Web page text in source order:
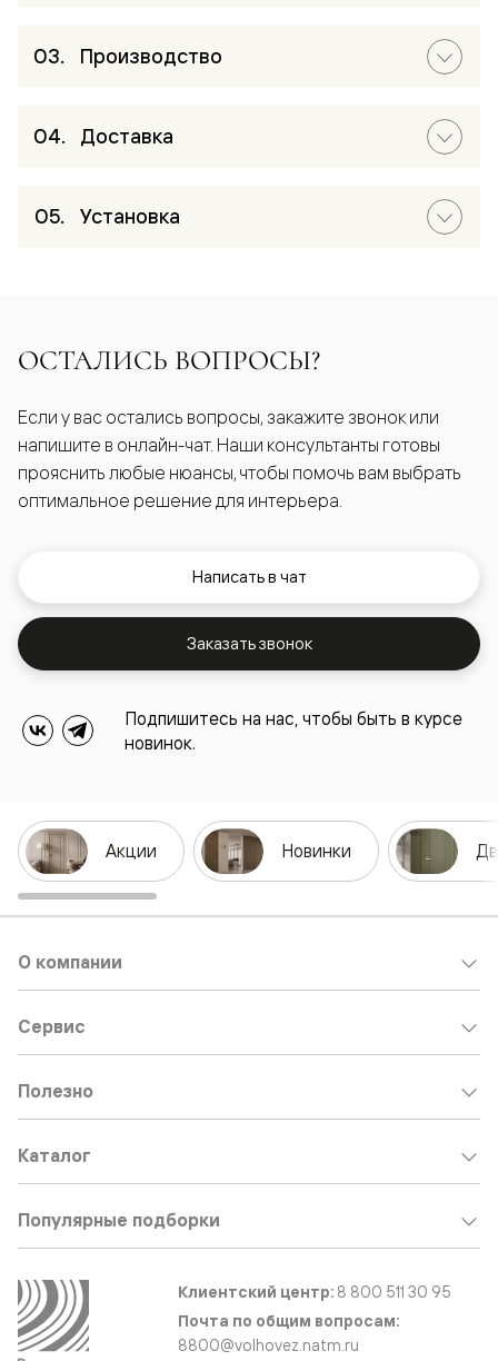
Производство
Доставка
Установка
ОСТАЛИСЬ ВОПРОСЫ?
Если у вас остались вопросы, закажите звонок или
напишите в онлайн-чат. Наши консультанты готовы
прояснить любые нюансы, чтобы помочь вам выбрать
оптимальное решение для интерьера.
Написать в чат
Заказать звонок
Подпишитесь на нас, чтобы быть в курсе
новинок.
Акции Новинки
О компании
Сервис
Полезно
Каталог
Популярные подборки
Клиентский центр: 8 800 511 30 95
Почта по общим вопросам:
8800@volhovez.natm.ru